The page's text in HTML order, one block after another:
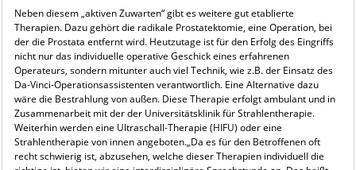
Neben diesem „aktiven Zuwarten“ gibt es weitere gut etablierte
Therapien. Dazu gehört die radikale Prostatektomie, eine Operation, bei
der die Prostata entfernt wird. Heutzutage ist für den Erfolg des Eingriffs
nicht nur das individuelle operative Geschick eines erfahrenen
Operateurs, sondern mitunter auch viel Technik, wie z.B. der Einsatz des
Da-Vinci-Operationsassistenten verantwortlich. Eine Alternative dazu
wäre die Bestrahlung von außen. Diese Therapie erfolgt ambulant und in
Zusammenarbeit mit der der Universitätsklinik für Strahlentherapie.
Weiterhin werden eine Ultraschall-Therapie (HIFU) oder eine
Strahlentherapie von innen angeboten.„Da es für den Betroffenen oft
recht schwierig ist, abzusehen, welche dieser Therapien individuell die